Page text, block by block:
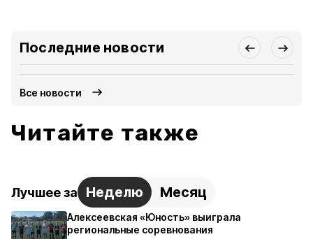
Последние новости
Все новости
Читайте также
Лучшее за Неделю Месяц
Алексеевская «Юность» выиграла
региональные соревнования